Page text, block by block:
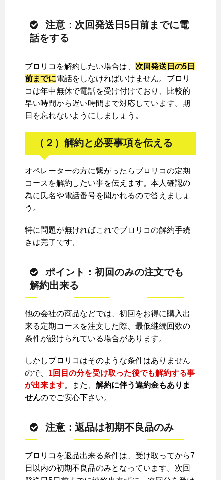
注意：次回発送日5日前までに電
話をする
ブロリコを解約したい場合は、 次回発送日の5日
前までに電話をしなければいけません。ブロリ
コは年中無休で電話を受け付けており、比較的
早い時間から遅い時間まで対応しています。期
日を忘れないようにしましょう。
（２）解約と必要事項を伝える
オペレーターの方に繋がったらブロリコの定期
コースを解約したい事を伝えます。本人確認の
為に氏名や電話番号を聞かれるので答えましょ
う。
特に問題が無ければこれでブロリコの解約手続
きは完了です。
ポイント：初回のみの注文でも
解約出来る
他の会社の商品などでは、初回をお得に購入出
来る定期コースを注文した際、最低継続回数の
条件が設けられている場合があります。
しかしブロリコはそのような条件はありません
ので、 1回目の分を受け取った後でも解約する事
が出来ます。また、 解約に伴う違約金もありま
せんのでご安心下さい。
注意：返品は初期不良品のみ
ブロリコを返品出来る条件は、受け取ってから7
日以内の初期不良品のみとなっています。次回